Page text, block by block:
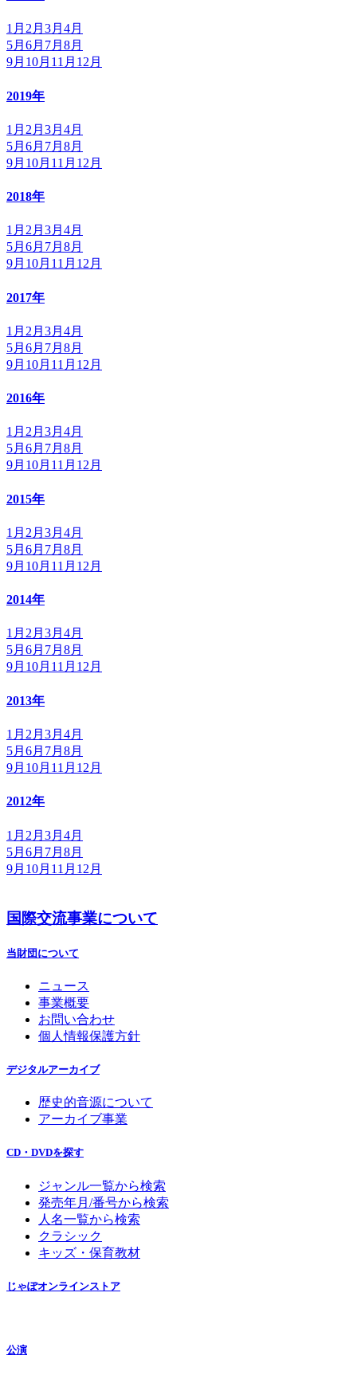
1月 2月 3月 4月
5月 6月 7月 8月
9月 10月 11月 12月
2019年
1月 2月 3月 4月
5月 6月 7月 8月
9月 10月 11月 12月
2018年
1月 2月 3月 4月
5月 6月 7月 8月
9月 10月 11月 12月
2017年
1月 2月 3月 4月
5月 6月 7月 8月
9月 10月 11月 12月
2016年
1月 2月 3月 4月
5月 6月 7月 8月
9月 10月 11月 12月
2015年
1月 2月 3月 4月
5月 6月 7月 8月
9月 10月 11月 12月
2014年
1月 2月 3月 4月
5月 6月 7月 8月
9月 10月 11月 12月
2013年
1月 2月 3月 4月
5月 6月 7月 8月
9月 10月 11月 12月
2012年
1月 2月 3月 4月
5月 6月 7月 8月
9月 10月 11月 12月
国際交流事業について
当財団について
ニュース
事業概要
お問い合わせ
個人情報保護方針
デジタルアーカイブ
歴史的音源について
アーカイブ事業
CD・DVDを探す
ジャンル一覧から検索
発売年月/番号から検索
人名一覧から検索
クラシック
キッズ・保育教材
じゃぽオンラインストア
公演